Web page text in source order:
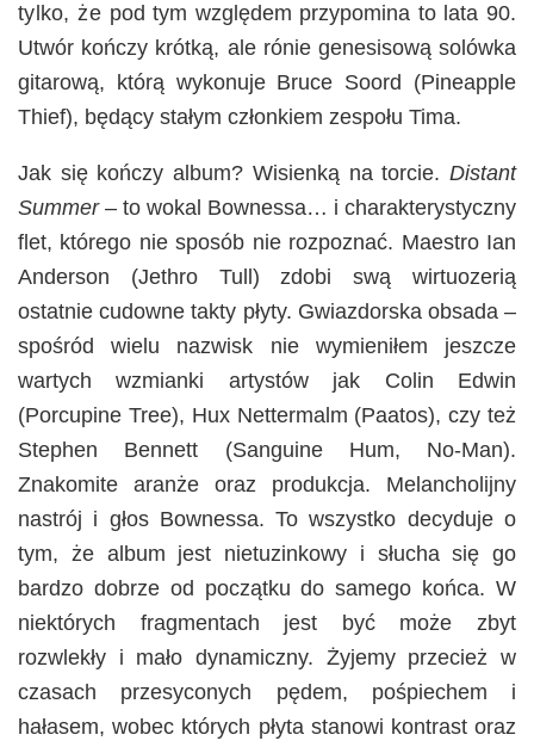
tylko, że pod tym względem przypomina to lata 90.
Utwór kończy krótką, ale rónie genesisową solówka
gitarową, którą wykonuje Bruce Soord (Pineapple
Thief), będący stałym członkiem zespołu Tima.
Jak się kończy album? Wisienką na torcie. Distant
Summer– to wokal Bownessa… i charakterystyczny
flet, którego nie sposób nie rozpoznać. Maestro Ian
Anderson (Jethro Tull) zdobi swą wirtuozerią
ostatnie cudowne takty płyty. Gwiazdorska obsada –
spośród wielu nazwisk nie wymieniłem jeszcze
wartych wzmianki artystów jak Colin Edwin
(Porcupine Tree), Hux Nettermalm (Paatos), czy też
Stephen Bennett (Sanguine Hum, No-Man).
Znakomite aranże oraz produkcja. Melancholijny
nastrój i głos Bownessa. To wszystko decyduje o
tym, że album jest nietuzinkowy i słucha się go
bardzo dobrze od początku do samego końca. W
niektórych fragmentach jest być może zbyt
rozwlekły i mało dynamiczny. Żyjemy przecież w
czasach przesyconych pędem, pośpiechem i
hałasem, wobec których płyta stanowi kontrast oraz